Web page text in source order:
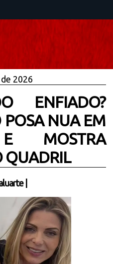
2026
ENFIADO?
POSA NUA EM
MOSTRA
QUADRIL